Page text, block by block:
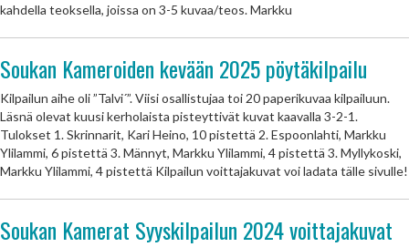
kahdella teoksella, joissa on 3-5 kuvaa/teos. Markku
Soukan Kameroiden kevään 2025 pöytäkilpailu
Kilpailun aihe oli ”Talvi´”. Viisi osallistujaa toi 20 paperikuvaa kilpailuun.
Läsnä olevat kuusi kerholaista pisteyttivät kuvat kaavalla 3-2-1.
Tulokset 1. Skrinnarit, Kari Heino, 10 pistettä 2. Espoonlahti, Markku
Ylilammi, 6 pistettä 3. Männyt, Markku Ylilammi, 4 pistettä 3. Myllykoski,
Markku Ylilammi, 4 pistettä Kilpailun voittajakuvat voi ladata tälle sivulle!
Soukan Kamerat Syyskilpailun 2024 voittajakuvat